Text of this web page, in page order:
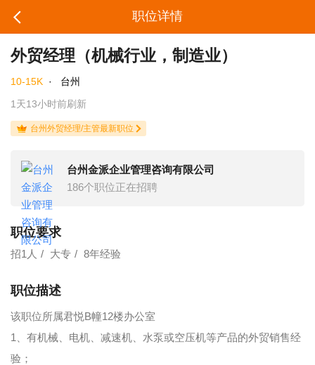
职位详情
外贸经理（机械行业，制造业）
10-15K ·
台州
1天13小时前刷新
台州外贸经理/主管最新职位
台州金派企业管理咨询有限公司
186个职位正在招聘
职位要求
招1人 大专 8年经验
职位描述
该职位所属君悦B幢12楼办公室
1、有机械、电机、减速机、水泵或空压机等产品的外贸销售经
验；